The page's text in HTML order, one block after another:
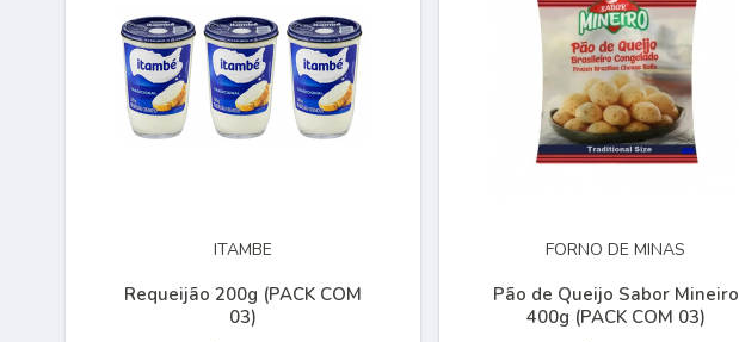
ITAMBE
Requeijão 200g (PACK COM
03)
FORNO DE MINAS
Pão de Queijo Sabor Mineiro
400g (PACK COM 03)